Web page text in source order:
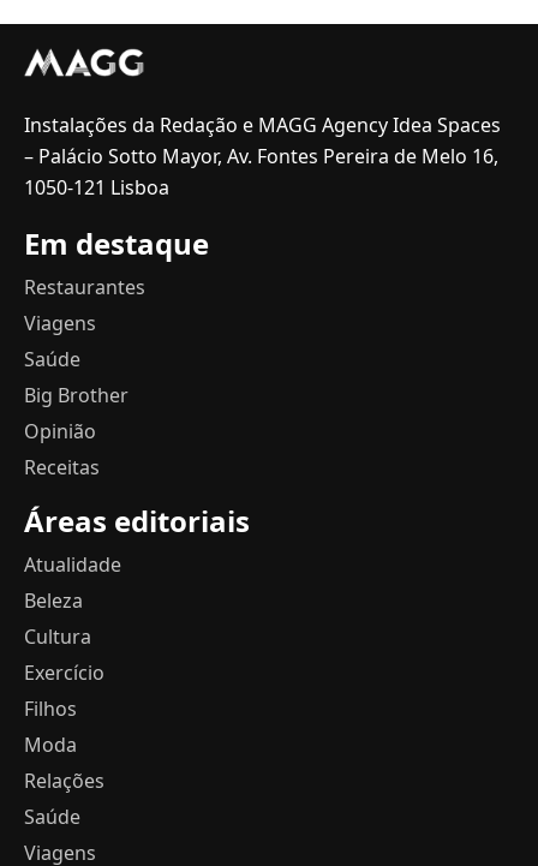
Instalações da Redação e MAGG Agency Idea Spaces
– Palácio Sotto Mayor, Av. Fontes Pereira de Melo 16,
1050-121 Lisboa
Em destaque
Restaurantes
Viagens
Saúde
Big Brother
Opinião
Receitas
Áreas editoriais
Atualidade
Beleza
Cultura
Exercício
Filhos
Moda
Relações
Saúde
Viagens